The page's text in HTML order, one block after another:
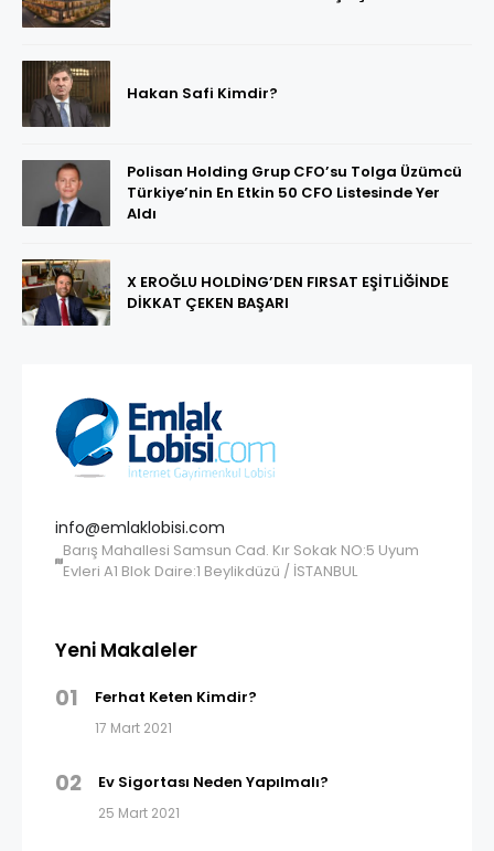
Hakan Safi Kimdir?
Polisan Holding Grup CFO’su Tolga Üzümcü
Türkiye’nin En Etkin 50 CFO Listesinde Yer
Aldı
X EROĞLU HOLDİNG’DEN FIRSAT EŞİTLİĞİNDE
DİKKAT ÇEKEN BAŞARI
info@emlaklobisi.com
Barış Mahallesi Samsun Cad. Kır Sokak NO:5 Uyum
Evleri A1 Blok Daire:1 Beylikdüzü / İSTANBUL
Yeni Makaleler
01 Ferhat Keten Kimdir?
17 Mart 2021
02 Ev Sigortası Neden Yapılmalı?
25 Mart 2021